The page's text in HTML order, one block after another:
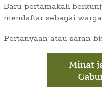
Baru pertamakali
mendaftar sebagai
Pertanyaan atau saran